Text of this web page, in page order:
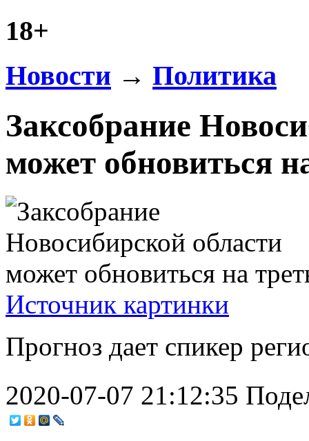
18+
Новости → Политика
Заксобрание
может обновиться
Источник картинки
Прогноз дает спикер
2020-07-07 21:12:35